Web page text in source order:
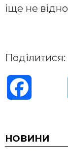
іще не
Поділитися:
c
НОВИНИ